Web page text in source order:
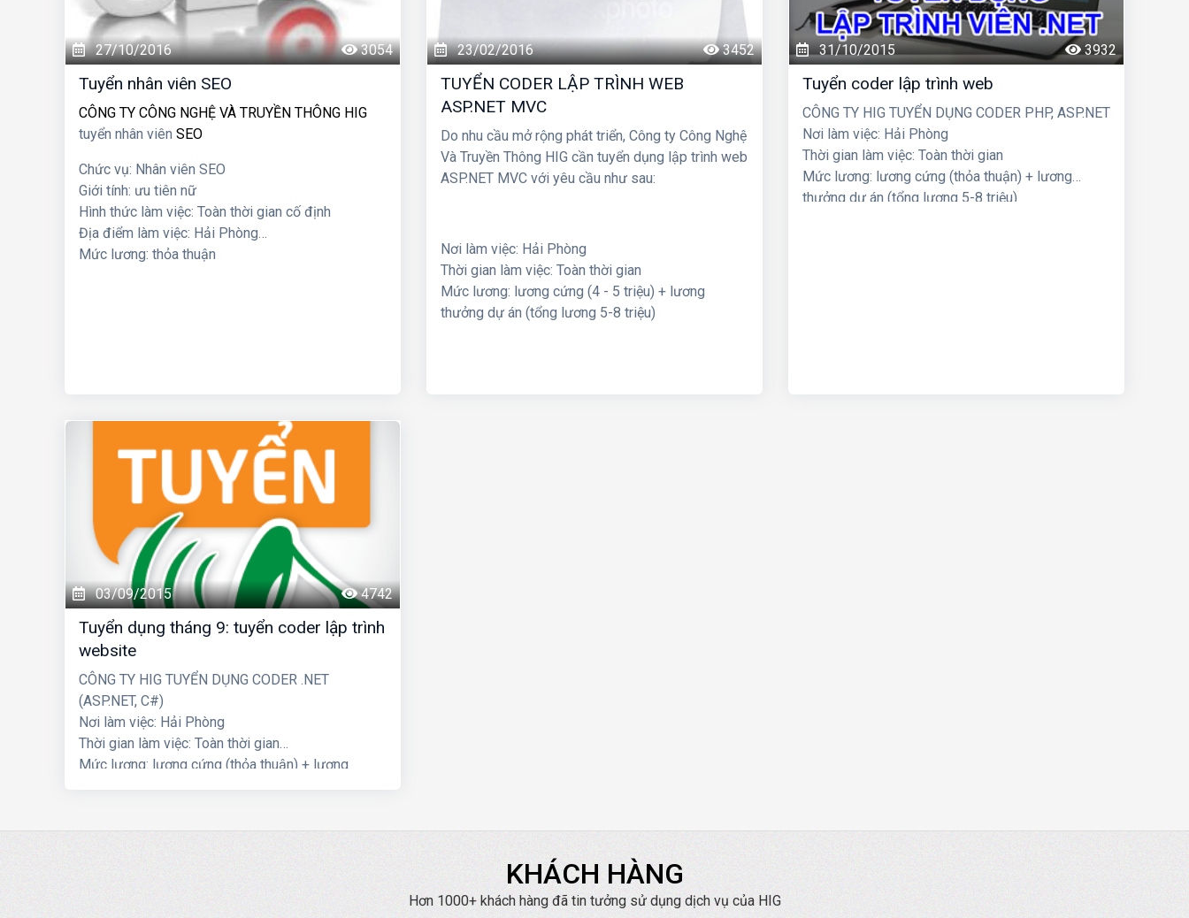
27/10/2016 3054
Tuyển nhân viên SEO
CÔNG TY CÔNG NGHỆ VÀ TRUYỀN THÔNG HIG
tuyển nhân viên SEO
Chức vụ: Nhân viên SEO
Giới tính: ưu tiên nữ
Hình thức làm việc: Toàn thời gian cố định
Địa điểm làm việc: Hải Phòng
Mức lương: thỏa thuận
23/02/2016 3452
TUYỂN CODER LẬP TRÌNH WEB
ASP.NET MVC
Do nhu cầu mở rộng phát triển, Công ty Công Nghệ
Và Truyền Thông HIG cần tuyển dụng lập trình web
ASP.NET MVC với yêu cầu như sau:
Nơi làm việc: Hải Phòng
Thời gian làm việc: Toàn thời gian
Mức lương: lương cứng (4 - 5 triệu) + lương
thưởng dự án (tổng lương 5-8 triệu)
31/10/2015 3932
Tuyển coder lập trình web
CÔNG TY HIG TUYỂN DỤNG CODER PHP, ASP.NET
Nơi làm việc: Hải Phòng
Thời gian làm việc: Toàn thời gian
Mức lương: lương cứng (thỏa thuận) + lương
thưởng dự án (tổng lương 5-8 triệu)
03/09/2015 4742
Tuyển dụng tháng 9: tuyển coder lập trình
website
CÔNG TY HIG TUYỂN DỤNG CODER .NET
(ASP.NET, C#)
Nơi làm việc: Hải Phòng
Thời gian làm việc: Toàn thời gian
Mức lương: lương cứng (thỏa thuận) + lương
KHÁCH HÀNG
Hơn 1000+ khách hàng đã tin tưởng sử dụng dịch vụ của HIG